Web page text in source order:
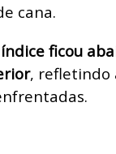
cana.
ficou
, refletindo